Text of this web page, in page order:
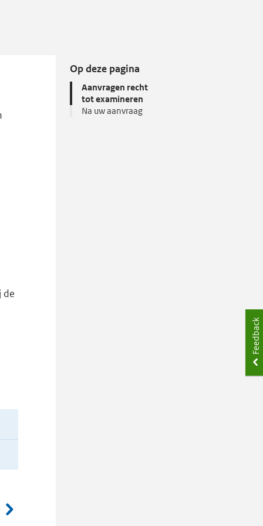
de
Op deze pagina
Aanvragen recht
tot examineren
Na uw aanvraag
Feedback